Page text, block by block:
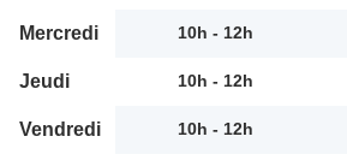
Mercredi 10h - 12h
Jeudi 10h - 12h
Vendredi 10h - 12h